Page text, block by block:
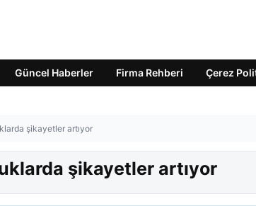
Güncel Haberler Firma Rehberi Çerez
şikayetler artıyor
şikayetler artıyor